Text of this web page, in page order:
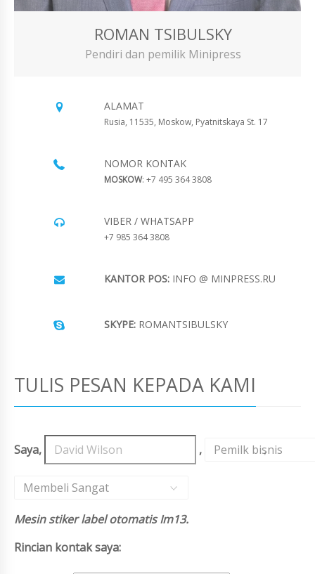
ROMAN TSIBULSKY
Pendiri dan pemilik Minipress
ALAMAT
Rusia, 11535, Moskow, Pyatnitskaya St. 17
NOMOR KONTAK
MOSKOW: +7 495 364 3808
VIBER / WHATSAPP
+7 985 364 3808
KANTOR POS: INFO @ MINPRESS.RU
SKYPE: ROMANTSIBULSKY
TULIS PESAN KEPADA KAMI
Saya, , Pemilk bisnis
,
Membeli Sangat
Mesin stiker label otomatis Im13.
Rincian kontak saya: